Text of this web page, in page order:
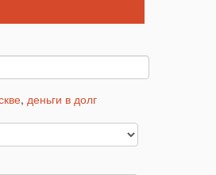
, деньги в долг